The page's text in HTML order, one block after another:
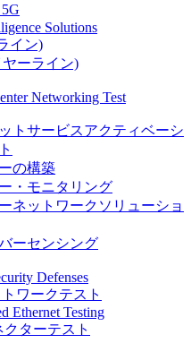
Solutions
イン)
ーライン)
Networking Test
トサービスアクティベーシ
の構築
・モニタリング
ネットワークソリューショ
ーセンシング
Defenses
ワークテスト
Ethernet Testing
クターテスト